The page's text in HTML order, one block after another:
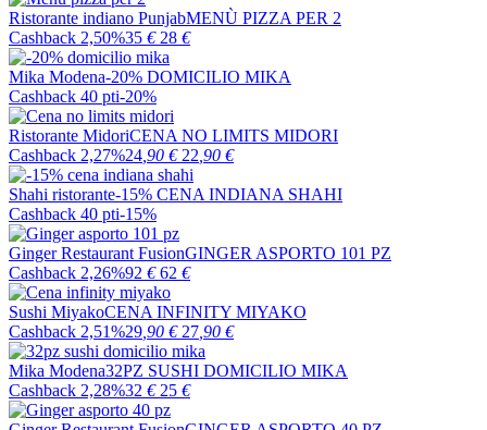
Ristorante indiano PunjabMENÙ PIZZA PER 2
Cashback 2,50%35 € 28 €
Mika Modena-20% DOMICILIO MIKA
Cashback 40 pti-20%
Ristorante MidoriCENA NO LIMITS MIDORI
Cashback 2,27%24 ,90 € 22 ,90 €
Shahi ristorante-15% CENA INDIANA SHAHI
Cashback 40 pti-15%
Ginger Restaurant FusionGINGER ASPORTO 101 PZ
Cashback 2,26%92 € 62 €
Sushi MiyakoCENA INFINITY MIYAKO
Cashback 2,51%29 ,90 € 27 ,90 €
Mika Modena32PZ SUSHI DOMICILIO MIKA
Cashback 2,28%32 € 25 €